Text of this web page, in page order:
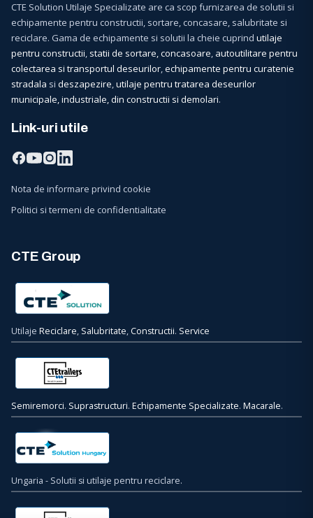
CTE Solution Utilaje Specializate are ca scop furnizarea de solutii si
echipamente pentru constructii, sortare, concasare, salubritate si
reciclare. Gama de echipamente si solutii la cheie cuprind utilaje
pentru constructii, statii de sortare, concasoare, autoutilitare pentru
colectarea si transportul deseurilor,echipamente pentru curatenie
stradala si deszapezire,utilaje pentru tratarea deseurilor
municipale, industriale, din constructii si demolari.
Link-uri utile
Nota de informare privind cookie
Politici si termeni de confidentialitate
CTE Group
Utilaje Reciclare, Salubritate, Constructii. Service
Semiremorci. Suprastructuri. Echipamente Specializate. Macarale.
Ungaria - Solutii si utilaje pentru reciclare.